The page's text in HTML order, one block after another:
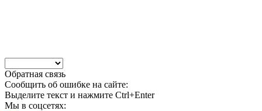
Обратная связь
Сообщить об ошибке на сайте:
Выделите текст и нажмите Ctrl+Enter
Мы в соцсетях: